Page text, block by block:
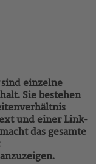
einzelne
Sie bestehen
und einer Link-
das gesamte